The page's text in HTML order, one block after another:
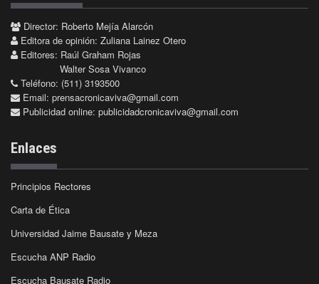
Director: Roberto Mejía Alarcón
Editora de opinión: Zuliana Lainez Otero
Editores: Raúl Graham Rojas
Walter Sosa Vivanco
Teléfono: (511) 3193500
Email: prensacronicaviva@gmail.com
Publicidad online: publicidadcronicaviva@gmail.com
Enlaces
Principios Rectores
Carta de Ética
Universidad Jaime Bausate y Meza
Escucha ANP Radio
Escucha Bausate Radio